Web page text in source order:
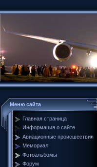
Меню сайта
Главная страница
Информация о сайте
Авиационные происшествия
Мемориал
Фотоальбомы
Форум